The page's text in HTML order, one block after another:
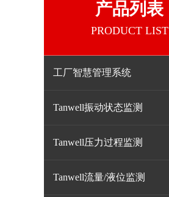
产品列表
PRODUCT LIST
工厂智慧管理系统
Tanwell振动状态监测
Tanwell压力过程监测
Tanwell流量/液位监测